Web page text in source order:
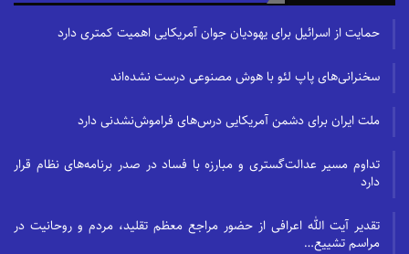
حمایت از اسرائیل برای یهودیان جوان آمریکایی اهمیت کمتری دارد
سخنرانی‌های پاپ لئو با هوش مصنوعی درست نشده‌اند
ملت ایران برای دشمن آمریکایی درس‌های فراموش‌نشدنی دارد
تداوم مسیر عدالت‌گستری و مبارزه با فساد در صدر برنامه‌های نظام قرار
دارد
تقدیر آیت الله اعرافی از حضور مراجع معظم تقلید، مردم و روحانیت در
مراسم تشییع…